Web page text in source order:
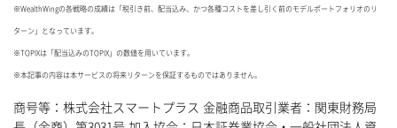
※WealthWingの各戦略の成績は「税引き前、配当込み、かつ各種コストを差し引く前のモデルポートフォリオのリ
ターン」となっています。
※TOPIXは「配当込みのTOPIX」の数値を用いています。
※本記事の内容は本サービスの将来リターンを保証するものではありません。
商号等：株式会社スマートプラス 金融商品取引業者：関東財務局